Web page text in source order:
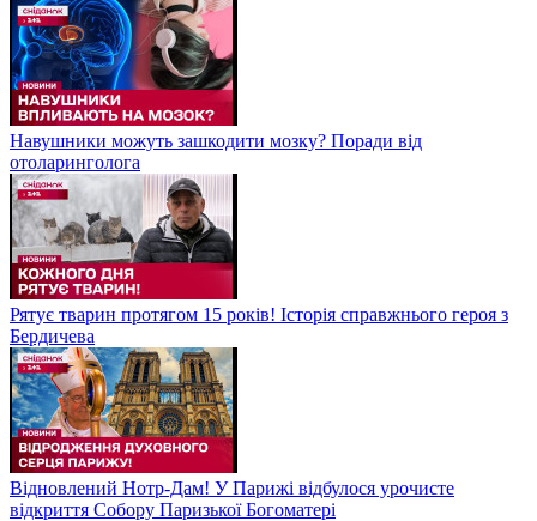
Навушники можуть зашкодити мозку? Поради від
отоларинголога
Рятує тварин протягом 15 років! Історія справжнього героя з
Бердичева
Відновлений Нотр-Дам! У Парижі відбулося урочисте
відкриття Собору Паризької Богоматері